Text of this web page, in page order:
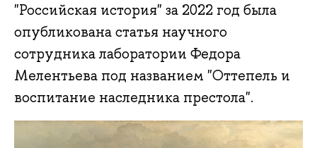
"Российская история" за 2022 год была
опубликована статья научного
сотрудника лаборатории Федора
Мелентьева под названием "Оттепель и
воспитание наследника престола".